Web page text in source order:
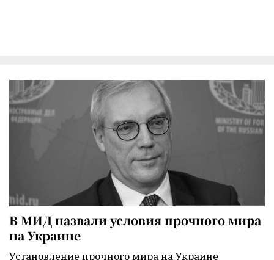
В МИД назвали условия прочного мира
на Украине
Установление прочного мира на Украине